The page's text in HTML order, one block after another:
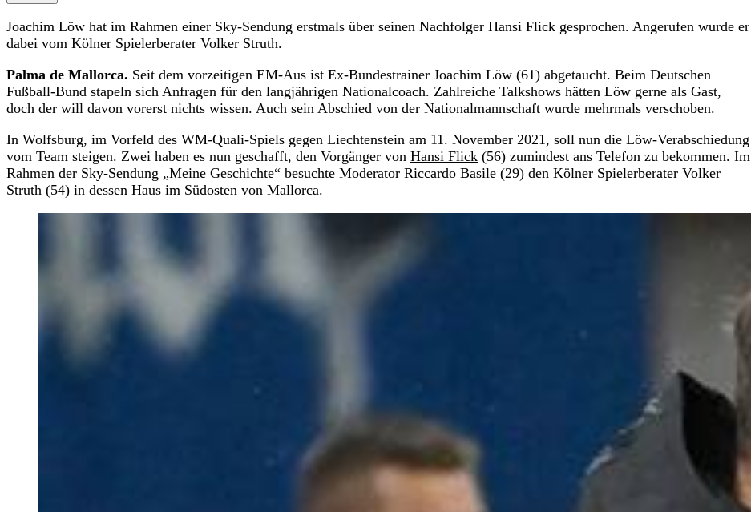
Joachim Löw hat im Rahmen einer Sky-Sendung erstmals über seinen Nachfolger Hansi Flick gesprochen. Angerufen wurde er
dabei vom Kölner Spielerberater Volker Struth.
Palma de Mallorca. Seit dem vorzeitigen EM-Aus ist Ex-Bundestrainer Joachim Löw (61) abgetaucht. Beim Deutschen
Fußball-Bund stapeln sich Anfragen für den langjährigen Nationalcoach. Zahlreiche Talkshows hätten Löw gerne als Gast,
doch der will davon vorerst nichts wissen. Auch sein Abschied von der Nationalmannschaft wurde mehrmals verschoben.
In Wolfsburg, im Vorfeld des WM-Quali-Spiels gegen Liechtenstein am 11. November 2021, soll nun die Löw-Verabschiedung
vom Team steigen. Zwei haben es nun geschafft, den Vorgänger von Hansi Flick (56) zumindest ans Telefon zu bekommen. Im
Rahmen der Sky-Sendung „Meine Geschichte“ besuchte Moderator Riccardo Basile (29) den Kölner Spielerberater Volker
Struth (54) in dessen Haus im Südosten von Mallorca.